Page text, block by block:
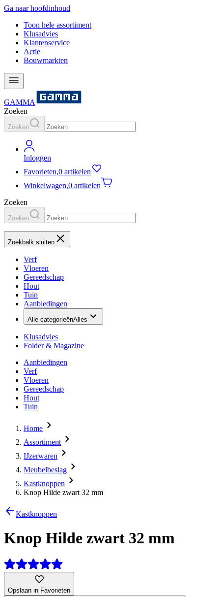
Ga naar hoofdinhoud
Toon hele assortiment
Klusadvies
Klantenservice
Actie
Bouwmarkten
GAMMA
Zoeken
Zoeken
Inloggen
Favorieten,0 artikelen
Winkelwagen,0 artikelen
Zoeken
Zoeken
Zoekbalk sluiten
Verf
Vloeren
Gereedschap
Hout
Tuin
Aanbiedingen
Alle categorieënAlles
Klusadvies
Folder & Magazine
Aanbiedingen
Verf
Vloeren
Gereedschap
Hout
Tuin
Home
Assortiment
IJzerwaren
Meubelbeslag
Kastknoppen
Knop Hilde zwart 32 mm
Kastknoppen
Knop Hilde zwart 32 mm
Opslaan in Favorieten